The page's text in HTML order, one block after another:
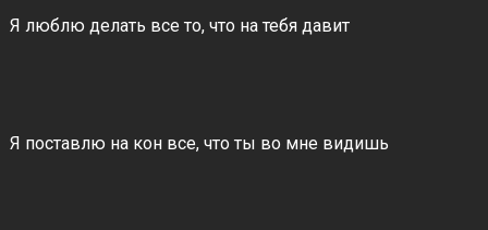
Я люблю делать все то, что на тебя давит
Я поставлю на кон все, что ты во мне видишь